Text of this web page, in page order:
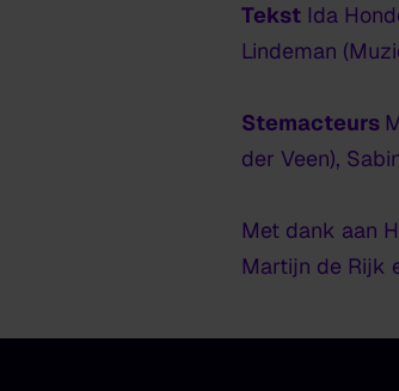
Tekst Ida
Lindeman
Stemacteurs
der Veen),
Met dank aan
Martijn de Rijk